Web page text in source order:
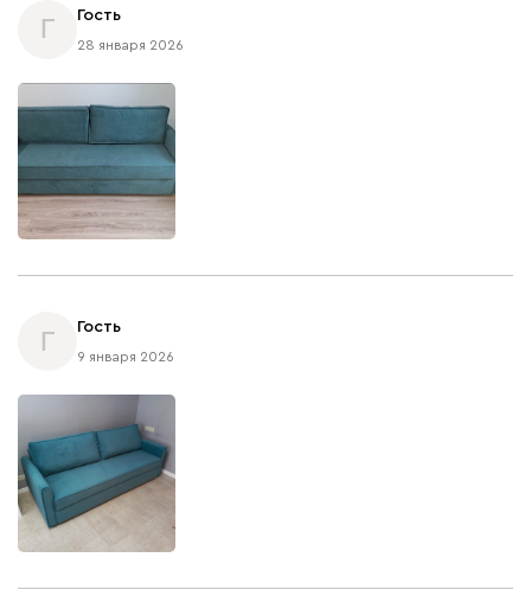
Г
Гость
28 января 2026
Г
Гость
9 января 2026